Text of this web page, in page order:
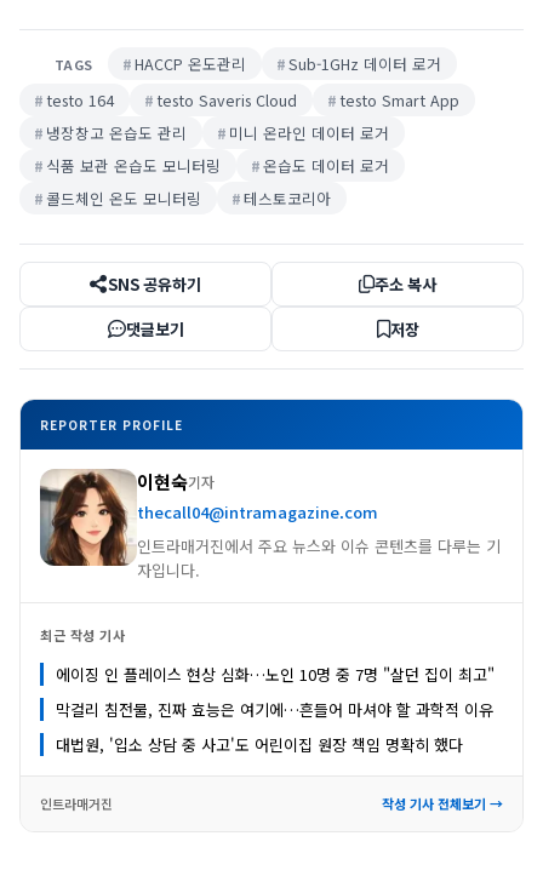
TAGS HACCP 온도관리
Sub-1GHz 데이터 로거
testo 164
testo Saveris Cloud
testo Smart App
냉장창고 온습도 관리
미니 온라인 데이터 로거
식품 보관 온습도 모니터링
온습도 데이터 로거
콜드체인 온도 모니터링
테스토코리아
SNS 공유하기
주소 복사
댓글보기
저장
REPORTER PROFILE
이현숙기자
thecall04@intramagazine.com
인트라매거진에서 주요 뉴스와 이슈 콘텐츠를 다루는 기
자입니다.
최근 작성 기사
에이징 인 플레이스 현상 심화…노인 10명 중 7명 "살던 집이 최고"
막걸리 침전물, 진짜 효능은 여기에…흔들어 마셔야 할 과학적 이유
대법원, '입소 상담 중 사고'도 어린이집 원장 책임 명확히 했다
인트라매거진 작성 기사 전체보기 →